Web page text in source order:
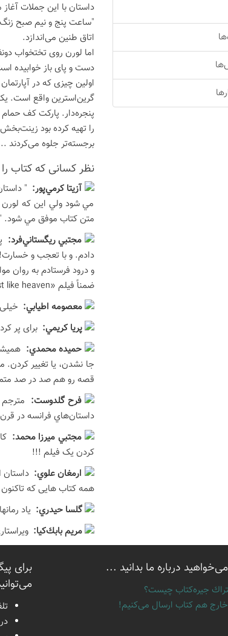
داستان با این جملات
"ساعت پنج و نیم صبح
اتاق طنین می‌اندازد.
اما لورن روی تختخواب
دست و پای باز خوابیده
اولین چیزی که در
گرین‌استرین واقع است. یک
پنجره‌دار. پارکت کف
را تهیه کرده بود
برجسته‌تر جلوه می‌کردند
نظر كسانی كه كتاب را
آزيتا كرمي‌پور: "
مي شود ولي اين كه لورن
متن كتاب موفق مي شود.
مجتبي ريگستاني‌فرد:
دادم. و با تعجب و
و درود فرستادم به روان
ضمناً فیلم «just like heaven» با شرکت «ریس ویترسپورن» و «مارک رافالو» هم از روی این کتاب ساخته شده و به شیرینی متن اصلی‌ست!
معصومه اطيابي:
پريا كريمي:برای پر
حميده محمدي:
جا نشدن، يا تغيير كردن.
قصه رو هم صد در صد
فرح گلدوست:
داستان‌هاي فرانسه در
مجتبي ميرزا محمد:
کردن یک فیلم !!!
ارمغان علوي:
همه کتاب هایی که
گلسا حيدري: ياد
مريم بابك‌كيا:
درباره ما بدانید ...
جيره‌كتاب چيست؟
هم كتاب ارسال می‌كنیم!
برای